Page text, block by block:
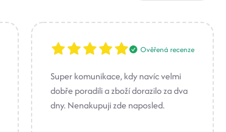
Ověřená recenze
Super komunikace, kdy navíc velmi
dobře poradili a zboží dorazilo za dva
dny. Nenakupuji zde naposled.